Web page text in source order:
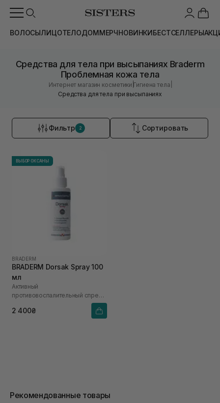
ВОЛОСЫЛИЦОТЕЛОДОММЕРЧНОВИНКИБЕСТСЕЛЛЕРЫ
Средства для тела при высыпаниях Braderm
Проблемная кожа тела
Интернет магазин косметики |Гигиена тела
Средства для тела при высыпаниях
Фильтр 2 Сортировать
ВЫБОР ОКСАНЫ
BRADERM
BRADERM Dorsak Spray 100
мл
Активный
противовоспалительный спрей
2 400₴
Рекомендованные товары